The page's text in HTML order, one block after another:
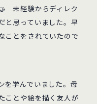
未経験からディレク
と思っていました。早
ことをされていたので
を学んでいました。母
ことや絵を描く友人が